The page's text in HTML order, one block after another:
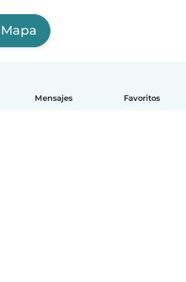
Mensajes Favoritos
Mapa